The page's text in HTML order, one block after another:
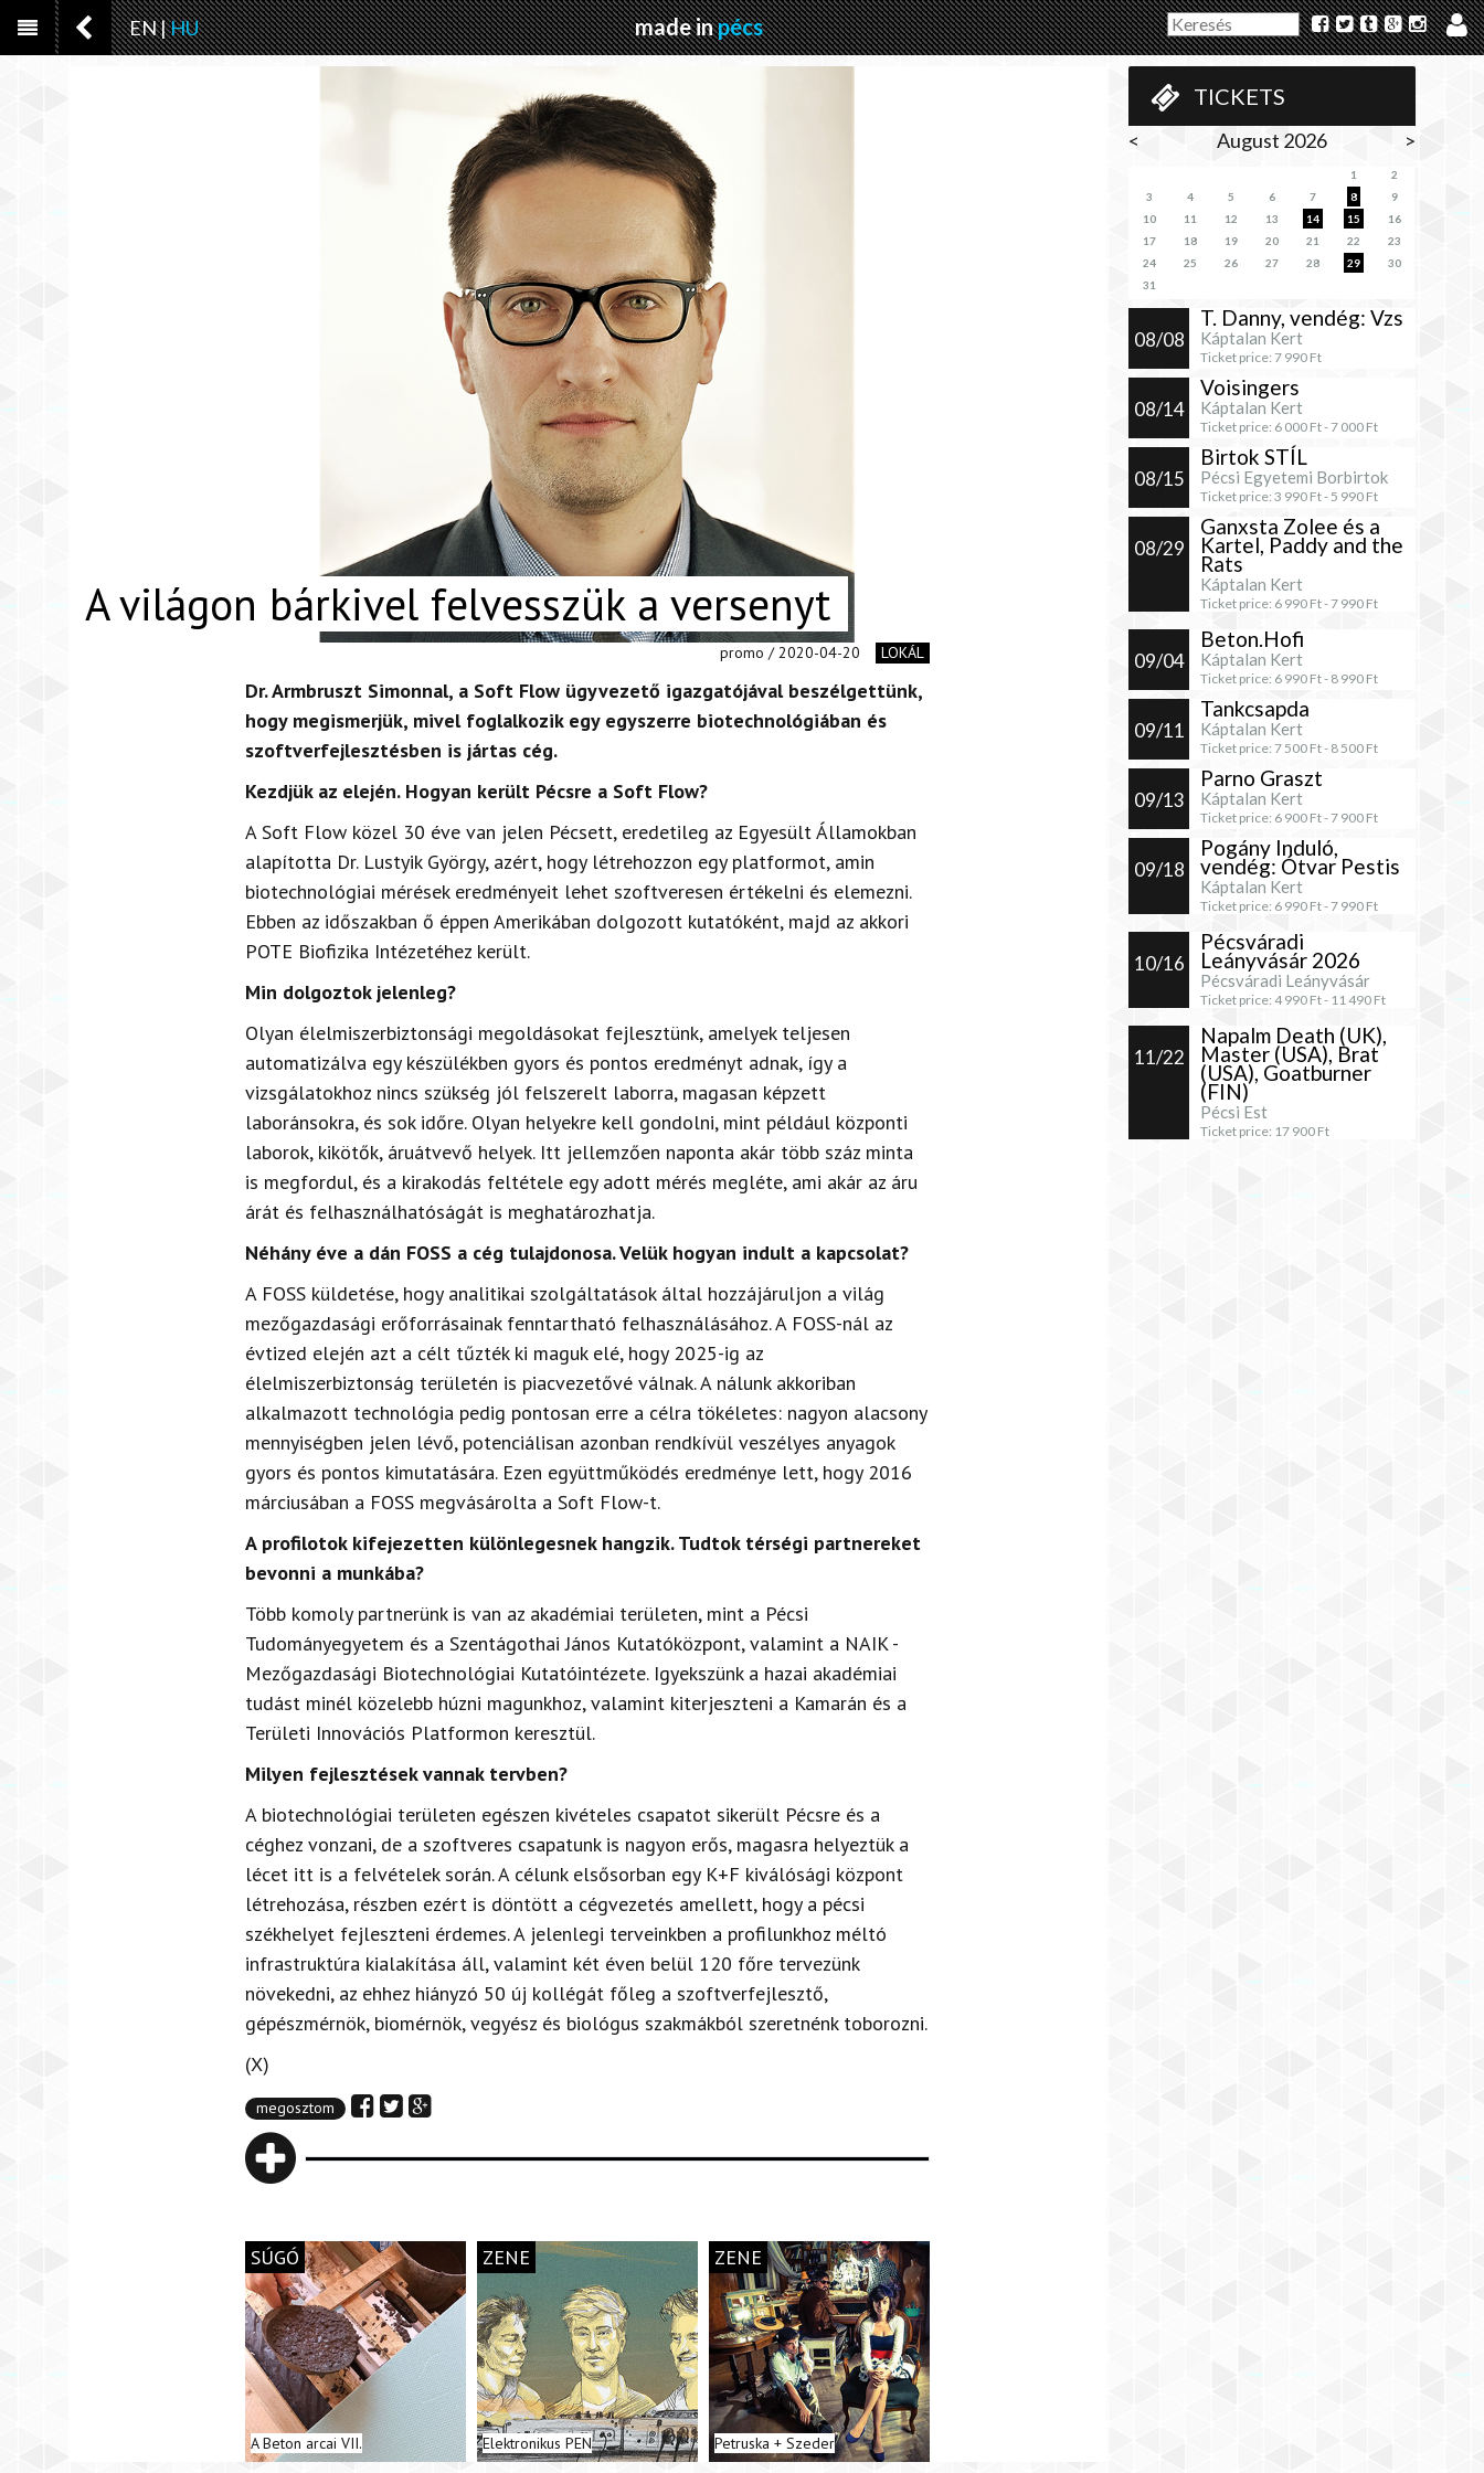
EN|HU made inpécs
TICKETS
< August 2026 >
1
2
3
4 5 6 7 8
9
10
11 12 13 14 15
16
17
18 19 20 21 22
23
24
25 26 27 28 29
30
31
08/08
T. Danny, vendég: Vzs
Káptalan Kert
Ticket price: 7 990 Ft
08/14
Voisingers
Káptalan Kert
Ticket price: 6 000 Ft -7 000 Ft
08/15
Birtok STÍL
Pécsi Egyetemi Borbirtok
Ticket price: 3 990 Ft - 5 990 Ft
08/29
Ganxsta Zolee és a
Kartel, Paddy and the
Rats
Káptalan Kert
Ticket price: 6 990 Ft -7 990 Ft
09/04
Beton.Hofi
Káptalan Kert
Ticket price: 6 990 Ft - 8 990 Ft
09/11
Tankcsapda
Káptalan Kert
Ticket price: 7 500 Ft - 8 500 Ft
09/13
Parno Graszt
Káptalan Kert
Ticket price: 6 900 Ft -7 900 Ft
09/18
Pogány Induló,
vendég: Ótvar Pestis
Káptalan Kert
Ticket price: 6 990 Ft -7 990 Ft
10/16
Pécsváradi
Leányvásár 2026
Pécsváradi Leányvásár
Ticket price: 4 990 Ft - 11 490 Ft
11/22
Napalm Death (UK),
Master (USA), Brat
(USA), Goatburner
(FIN)
Pécsi Est
Ticket price: 17 900 Ft
A világon bárkivel felvesszük a versenyt
promo / 2020-04-20 LOKÁL
Dr. Armbruszt Simonnal, a Soft Flow ügyvezető igazgatójával beszélgettünk,
hogy megismerjük, mivel foglalkozik egy egyszerre biotechnológiában és
szoftverfejlesztésben is jártas cég.
Kezdjük az elején. Hogyan került Pécsre a Soft Flow?
A Soft Flow közel 30 éve van jelen Pécsett, eredetileg az Egyesült Államokban
alapította Dr. Lustyik György, azért, hogy létrehozzon egy platformot, amin
biotechnológiai mérések eredményeit lehet szoftveresen értékelni és elemezni.
Ebben az időszakban ő éppen Amerikában dolgozott kutatóként, majd az akkori
POTE Biofizika Intézetéhez került.
Min dolgoztok jelenleg?
Olyan élelmiszerbiztonsági megoldásokat fejlesztünk, amelyek teljesen
automatizálva egy készülékben gyors és pontos eredményt adnak, így a
vizsgálatokhoz nincs szükség jól felszerelt laborra, magasan képzett
laboránsokra, és sok időre. Olyan helyekre kell gondolni, mint például központi
laborok, kikötők, áruátvevő helyek. Itt jellemzően naponta akár több száz minta
is megfordul, és a kirakodás feltétele egy adott mérés megléte, ami akár az áru
árát és felhasználhatóságát is meghatározhatja.
Néhány éve a dán FOSS a cég tulajdonosa. Velük hogyan indult a kapcsolat?
A FOSS küldetése, hogy analitikai szolgáltatások által hozzájáruljon a világ
mezőgazdasági erőforrásainak fenntartható felhasználásához. A FOSS-nál az
évtized elején azt a célt tűzték ki maguk elé, hogy 2025-ig az
élelmiszerbiztonság területén is piacvezetővé válnak. A nálunk akkoriban
alkalmazott technológia pedig pontosan erre a célra tökéletes: nagyon alacsony
mennyiségben jelen lévő, potenciálisan azonban rendkívül veszélyes anyagok
gyors és pontos kimutatására. Ezen együttműködés eredménye lett, hogy 2016
márciusában a FOSS megvásárolta a Soft Flow-t.
A profilotok kifejezetten különlegesnek hangzik. Tudtok térségi partnereket
bevonni a munkába?
Több komoly partnerünk is van az akadémiai területen, mint a Pécsi
Tudományegyetem és a Szentágothai János Kutatóközpont, valamint a NAIK -
Mezőgazdasági Biotechnológiai Kutatóintézete. Igyekszünk a hazai akadémiai
tudást minél közelebb húzni magunkhoz, valamint kiterjeszteni a Kamarán és a
Területi Innovációs Platformon keresztül.
Milyen fejlesztések vannak tervben?
A biotechnológiai területen egészen kivételes csapatot sikerült Pécsre és a
céghez vonzani, de a szoftveres csapatunk is nagyon erős, magasra helyeztük a
lécet itt is a felvételek során. A célunk elsősorban egy K+F kiválósági központ
létrehozása, részben ezért is döntött a cégvezetés amellett, hogy a pécsi
székhelyet fejleszteni érdemes. A jelenlegi terveinkben a profilunkhoz méltó
infrastruktúra kialakítása áll, valamint két éven belül 120 főre tervezünk
növekedni, az ehhez hiányzó 50 új kollégát főleg a szoftverfejlesztő,
gépészmérnök, biomérnök, vegyész és biológus szakmákból szeretnénk toborozni.
(X)
megosztom
SÚGÓ
A Beton arcai VII.
ZENE
Elektronikus PEN
ZENE
Petruska + Szeder